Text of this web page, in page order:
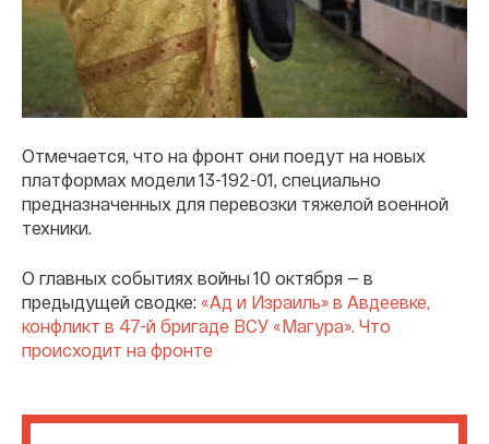
Отмечается, что на фронт они поедут на новых
платформах модели 13-192-01, специально
предназначенных для перевозки тяжелой военной
техники.
О главных событиях войны 10 октября — в
предыдущей сводке: «Ад и Израиль» в Авдеевке,
конфликт в 47-й бригаде ВСУ «Магура». Что
происходит на фронте